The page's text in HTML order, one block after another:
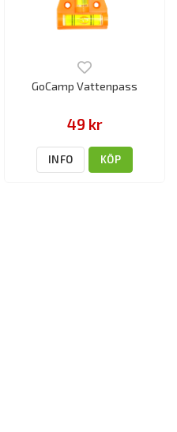
GoCamp Vattenpass
49 kr
INFO KÖP